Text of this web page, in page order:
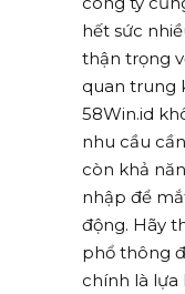
hết sức
thận trọng
quan trung
58Win.id
nhu cầu
còn khả
nhập để
động. Hãy
phổ thông
chính là lựa